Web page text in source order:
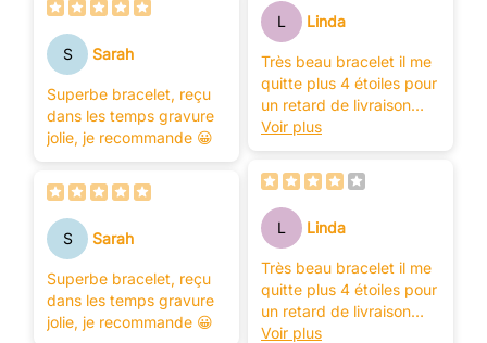
S Sarah
Superbe bracelet, reçu
dans les temps gravure
jolie, je recommande 😀
S Sarah
Superbe bracelet, reçu
dans les temps gravure
jolie, je recommande 😀
L Linda
Très beau bracelet il me
quitte plus 4 étoiles pour
un retard de livraison
merci l'équipe
Voir plus
L Linda
Très beau bracelet il me
quitte plus 4 étoiles pour
un retard de livraison
merci l'équipe
Voir plus